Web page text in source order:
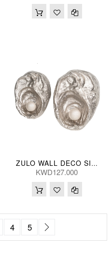
ZULO WALL DECO SILV (S/2) 41/32(CM)
KWD127.000
reading page
Page
4 Page
5